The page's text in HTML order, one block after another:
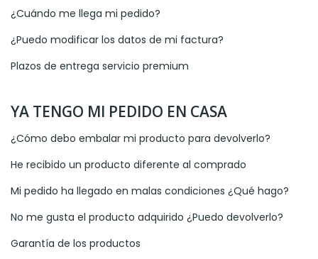
¿Cuándo me llega mi pedido?
¿Puedo modificar los datos de mi factura?
Plazos de entrega servicio premium
YA TENGO MI PEDIDO EN CASA
¿Cómo debo embalar mi producto para devolverlo?
He recibido un producto diferente al comprado
Mi pedido ha llegado en malas condiciones ¿Qué hago?
No me gusta el producto adquirido ¿Puedo devolverlo?
Garantía de los productos